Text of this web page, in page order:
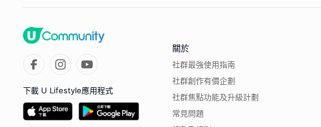
下載 U Lifestyle應用程式
關於
社群最強使用指南
社群創作有價企劃
社群焦點功能及升級計劃
常見問題